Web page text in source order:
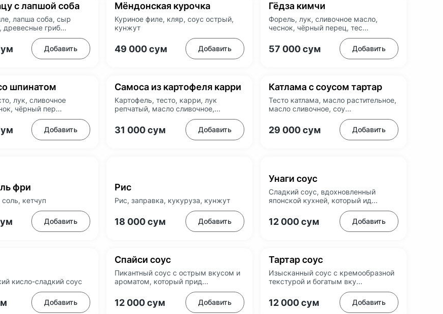
с лапшой соба
лапша соба, сыр
древесные гриб...
Добавить
Мёндонская курочка
Куриное филе, кляр, соус острый,
кунжут
49 000сум Добавить
Гёдза кимчи
Форель, лук, сливочное масло,
чеснок, чёрный перец, тес...
57 000сум Добавить
шпинатом
лук, сливочное
чёрный пер...
Добавить
Самоса из картофеля карри
Картофель, тесто, карри, лук
репчатый, масло сливочное,...
31 000сум Добавить
Катлама с соусом тартар
Тесто катлама, масло растительное,
масло сливочное, соу...
29 000сум Добавить
фри
кетчуп
Добавить
Рис
Рис, заправка, кукуруза, кунжут
18 000сум Добавить
Унаги соус
Сладкий соус, вдохновленный
японской кухней, который ид...
12 000сум Добавить
кисло-сладкий соус
Добавить
Спайси соус
Пикантный соус с острым вкусом и
ароматом, который прид...
12 000сум Добавить
Тартар соус
Изысканный соус с кремообразной
текстурой и богатым вку...
12 000сум Добавить